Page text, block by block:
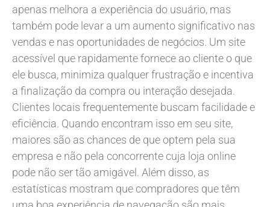
apenas melhora a experiência do usuário, mas
também pode levar a um aumento significativo nas
vendas e nas oportunidades de negócios. Um site
acessível que rapidamente fornece ao cliente o que
ele busca, minimiza qualquer frustração e incentiva
a finalização da compra ou interação desejada.
Clientes locais frequentemente buscam facilidade e
eficiência. Quando encontram isso em seu site,
maiores são as chances de que optem pela sua
empresa e não pela concorrente cuja loja online
pode não ser tão amigável. Além disso, as
estatísticas mostram que compradores que têm